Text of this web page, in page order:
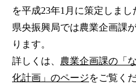
を平成23年1月に策定しまし
県央振興局では農業企画課
ります。
詳しくは、 農業企画課の「
化計画」のページをご覧く